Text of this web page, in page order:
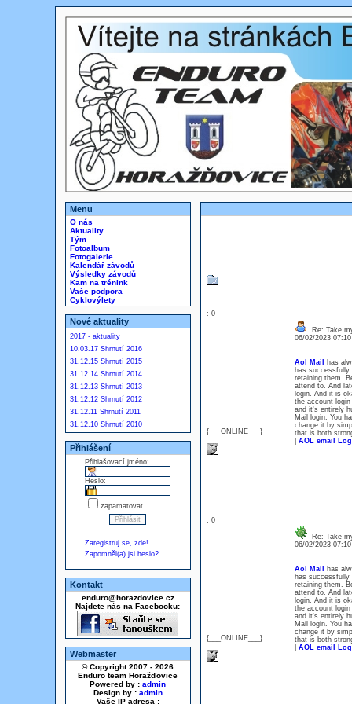
Menu
O nás
Aktuality
Tým
Fotoalbum
Fotogalerie
Kalendář závodů
Výsledky závodů
Kam na trénink
Vaše podpora
Cyklovýlety
Nové aktuality
2017 - aktuality
10.03.17 Shrnutí 2016
31.12.15 Shrnutí 2015
31.12.14 Shrnutí 2014
31.12.13 Shrnutí 2013
31.12.12 Shrnutí 2012
31.12.11 Shrnutí 2011
31.12.10 Shrnutí 2010
Přihlášení
Přihlašovací jméno:
Heslo:
zapamatovat
Zaregistruj se, zde!
Zapomněl(a) jsi heslo?
Kontakt
enduro@horazdovice.cz
Najdete nás na Facebooku:
Webmaster
© Copyright 2007 - 2026
Enduro team Horažďovice
Powered by : admin
Design by : admin
Vaše IP adresa :
: 0
{___ONLINE___}
Re: Take
06/02/2023
Aol Mail
has
has successfully
retaining them.
attend to. And
login. And it is
the account
and it's entirely
Mail login. You
change it by
that is both
AOL email
: 0
{___ONLINE___}
Re: Take
06/02/2023
Aol Mail
has
has successfully
retaining them.
attend to. And
login. And it is
the account
and it's entirely
Mail login. You
change it by
that is both
AOL email